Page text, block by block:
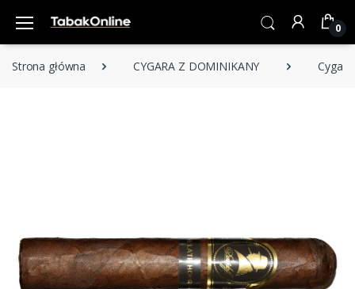
0
Strona główna CYGARA Z DOMINIKANY